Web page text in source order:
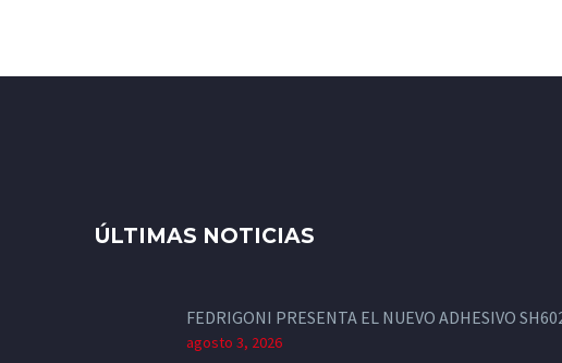
ÚLTIMAS NOTICIAS
FEDRIGONI PRESENTA EL NUEVO ADHESIVO
agosto 3, 2026